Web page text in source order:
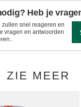
Heb je
snel reageren en
vragen en antwoorden
ZIE MEER